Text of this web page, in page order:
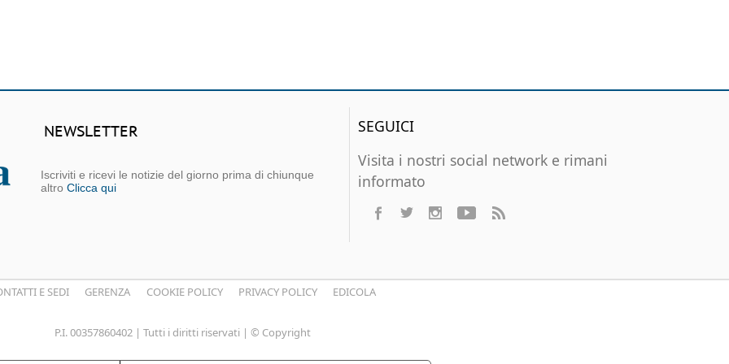
NEWSLETTER
Iscriviti e ricevi le notizie del giorno prima di chiunque
altro Clicca qui
SEGUICI
Visita i nostri social network e rimani
informato
E SEDI GERENZA COOKIE POLICY PRIVACY POLICY EDICOLA
P.I. 00357860402 | Tutti i diritti riservati | © Copyright